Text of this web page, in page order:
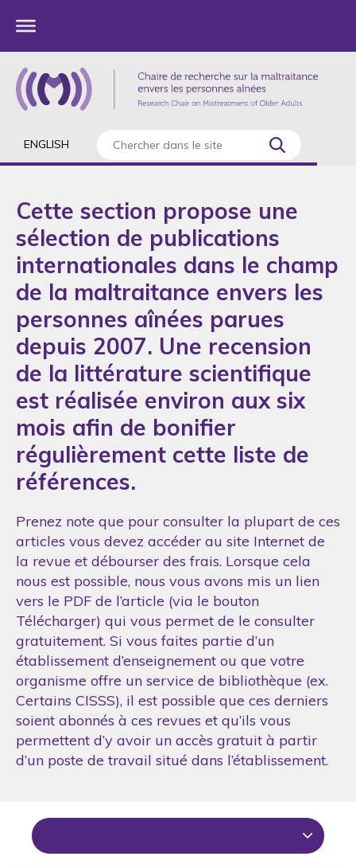
ENGLISH
Cette section propose une
sélection de publications
internationales dans le champ
de la maltraitance envers les
personnes aînées parues
depuis 2007. Une recension
de la littérature scientifique
est réalisée environ aux six
mois afin de bonifier
régulièrement cette liste de
références.
Prenez note que pour consulter la plupart de ces
articles vous devez accéder au site Internet de
la revue et débourser des frais. Lorsque cela
nous est possible, nous vous avons mis un lien
vers le PDF de l’article (via le bouton
Télécharger) qui vous permet de le consulter
gratuitement. Si vous faites partie d’un
établissement d’enseignement ou que votre
organisme offre un service de bibliothèque (ex.
Certains CISSS), il est possible que ces derniers
soient abonnés à ces revues et qu’ils vous
permettent d’y avoir un accès gratuit à partir
d’un poste de travail situé dans l’établissement.